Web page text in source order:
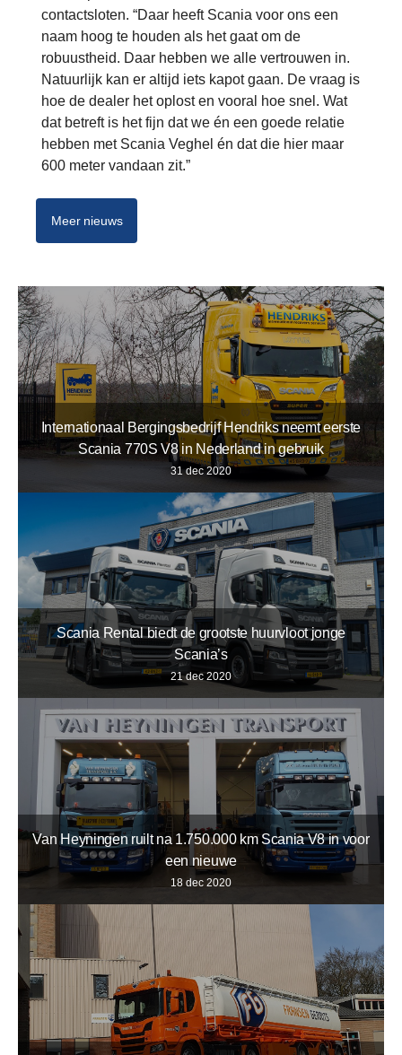
contactsloten. “Daar heeft Scania voor ons een
naam hoog te houden als het gaat om de
robuustheid. Daar hebben we alle vertrouwen in.
Natuurlijk kan er altijd iets kapot gaan. De vraag is
hoe de dealer het oplost en vooral hoe snel. Wat
dat betreft is het fijn dat we én een goede relatie
hebben met Scania Veghel én dat die hier maar
600 meter vandaan zit.”
Meer nieuws
Internationaal Bergingsbedrijf Hendriks neemt eerste
Scania 770S V8 in Nederland in gebruik
31 dec 2020
Scania Rental biedt de grootste huurvloot jonge
Scania’s
21 dec 2020
Van Heyningen ruilt na 1.750.000 km Scania V8 in voor
een nieuwe
18 dec 2020